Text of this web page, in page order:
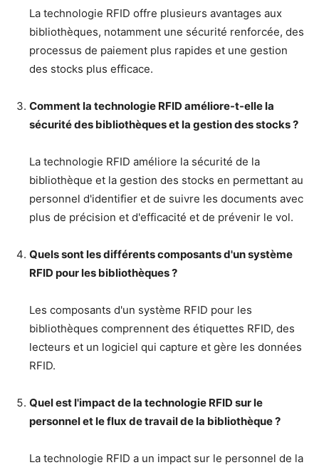
La technologie RFID offre plusieurs avantages aux
bibliothèques, notamment une sécurité renforcée, des
processus de paiement plus rapides et une gestion
des stocks plus efficace.
Comment la technologie RFID améliore-t-elle la
sécurité des bibliothèques et la gestion des stocks ?
La technologie RFID améliore la sécurité de la
bibliothèque et la gestion des stocks en permettant au
personnel d'identifier et de suivre les documents avec
plus de précision et d'efficacité et de prévenir le vol.
Quels sont les différents composants d'un système
RFID pour les bibliothèques ?
Les composants d'un système RFID pour les
bibliothèques comprennent des étiquettes RFID, des
lecteurs et un logiciel qui capture et gère les données
RFID.
Quel est l'impact de la technologie RFID sur le
personnel et le flux de travail de la bibliothèque ?
La technologie RFID a un impact sur le personnel de la